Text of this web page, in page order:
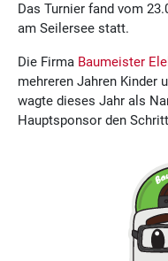
Das Turnier fand vom
am Seilersee statt.
Die Firma Baumeister
mehreren Jahren Kinder
wagte dieses Jahr als
Hauptsponsor den